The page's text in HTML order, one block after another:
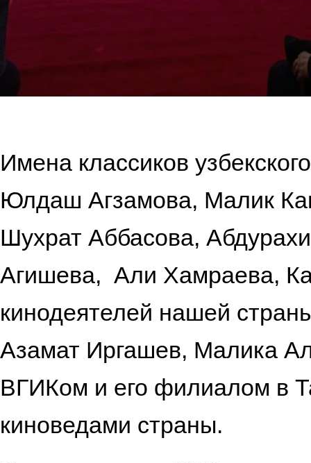
Имена классиков
Юлдаш Агзамова, Малик
Шухрат Аббасова,
Агишева, Али Хамраева,
кинодеятелей нашей
Азамат Иргашев, Малика
ВГИКом и его филиалом в
киноведами страны.